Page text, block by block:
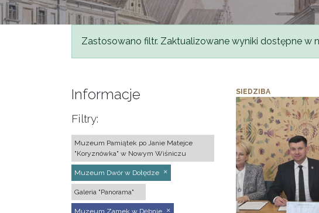
Komunikat
Zastosowano filtr. Zaktualizowane wyniki dostępne w
Informacje
Filtry:
Muzeum Pamiątek po Janie Matejce
"Koryznówka" w Nowym Wiśniczu
Muzeum Dwór w Dołędze
Galeria "Panorama"
SIEDZIBA